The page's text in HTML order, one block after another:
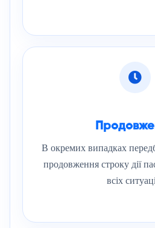
В окремих випадках
продовження строку дії
всіх